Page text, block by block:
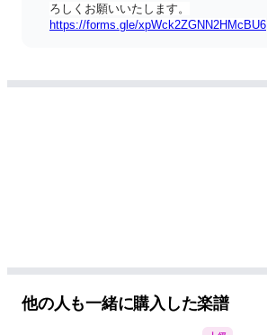
ろしくお願いいたします。
https://forms.gle/xpWck2ZGNN2HMcBU6
毎週金曜日17時に動画を公開。
他の人も一緒に購入した楽譜